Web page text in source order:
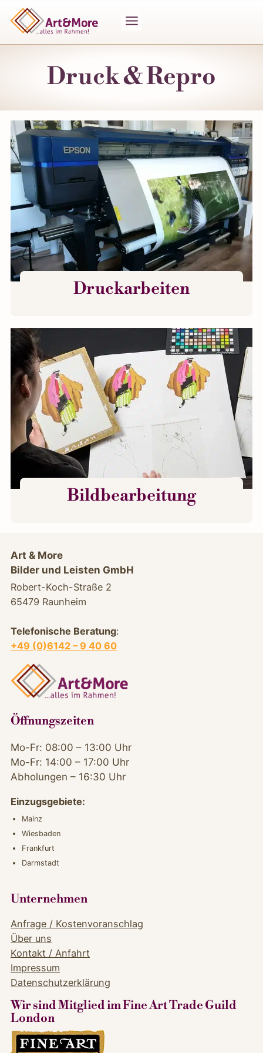
Inhalt
springen
Druck & Repro
Druckarbeiten
Bildbearbeitung
Art & More
Bilder und Leisten GmbH
Robert-Koch-Straße 2
65479 Raunheim
Telefonische Beratung:
+49 (0)6142 – 9 40 60
Öffnungszeiten
Mo-Fr: 08:00 – 13:00 Uhr
Mo-Fr: 14:00 – 17:00 Uhr
Abholungen – 16:30 Uhr
Einzugsgebiete:
Mainz
Wiesbaden
Frankfurt
Darmstadt
Unternehmen
Anfrage / Kostenvoranschlag
Über uns
Kontakt / Anfahrt
Impressum
Datenschutzerklärung
Wir sind Mitglied im Fine Art Trade Guild
London